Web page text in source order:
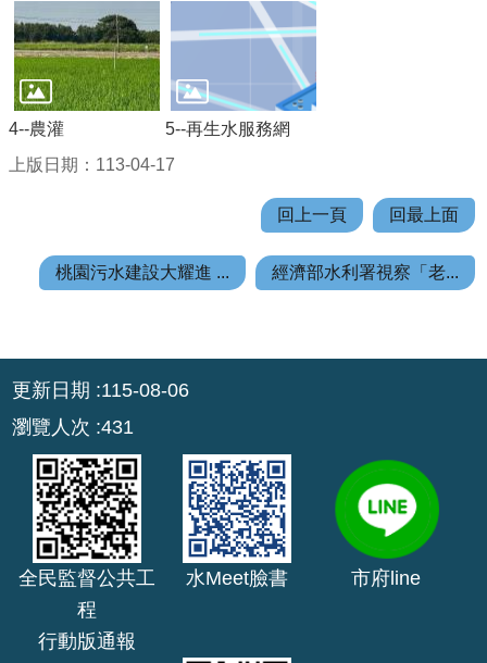
件
污
水
下
水
道
覽
市
常
見
4--農灌
5--再生水服務網
上版日期：113-04-17
回上一頁 回最上面
桃園污水建設大耀進 ... 經濟部水利署視察「老...
更新日期 115-08-06
瀏覽人次
431
全民監督公共工
程
行動版通報
水Meet臉書 市府line